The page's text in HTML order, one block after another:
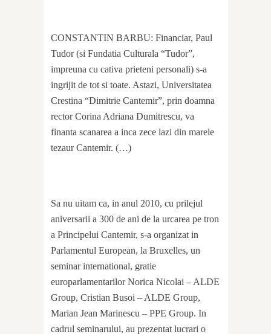
CONSTANTIN BARBU: Financiar, Paul
Tudor (si Fundatia Culturala “Tudor”,
impreuna cu cativa prieteni personali) s-a
ingrijit de tot si toate. Astazi, Universitatea
Crestina “Dimitrie Cantemir”, prin doamna
rector Corina Adriana Dumitrescu, va
finanta scanarea a inca zece lazi din marele
tezaur Cantemir. (…)
Sa nu uitam ca, in anul 2010, cu prilejul
aniversarii a 300 de ani de la urcarea pe tron
a Principelui Cantemir, s-a organizat in
Parlamentul European, la Bruxelles, un
seminar international, gratie
europarlamentarilor Norica Nicolai – ALDE
Group, Cristian Busoi – ALDE Group,
Marian Jean Marinescu – PPE Group. In
cadrul seminarului, au prezentat lucrari o